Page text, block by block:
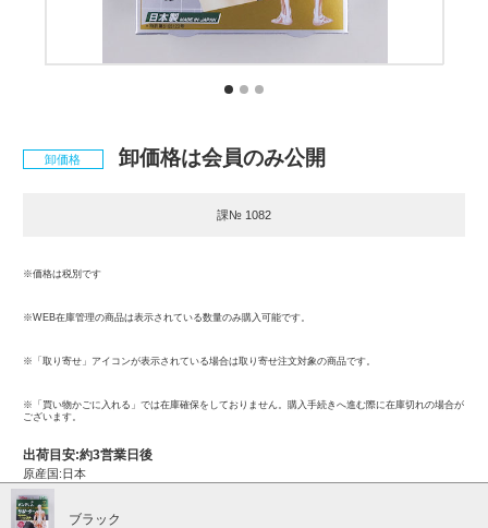
卸価格 卸価格は会員のみ公開
課№ 1082
※価格は税別です
※WEB在庫管理の商品は表示されている数量のみ購入可能です。
※「取り寄せ」アイコンが表示されている場合は取り寄せ注文対象の商品です。
※「買い物かごに入れる」では在庫確保をしておりません。購入手続きへ進む際に在庫切れの場合が
ございます。
出荷目安:約3営業日後
原産国:日本
ブラック